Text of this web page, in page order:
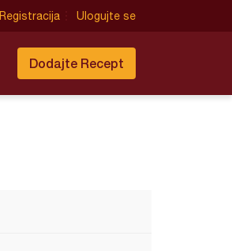
Registracija Ulogujte se
Dodajte Recept